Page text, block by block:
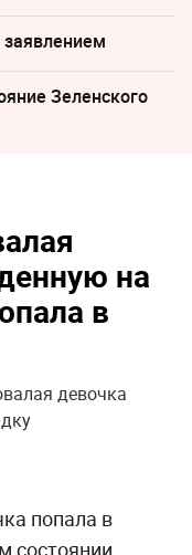
Зеленского
на
в
девочка
попала в
состоянии.